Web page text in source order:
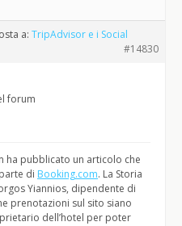
a: TripAdvisor e i Social
#14830
forum
ha pubblicato un articolo che
di Booking.com. La Storia
Yiannios, dipendente di
prenotazioni sul sito siano
dell’hotel per poter